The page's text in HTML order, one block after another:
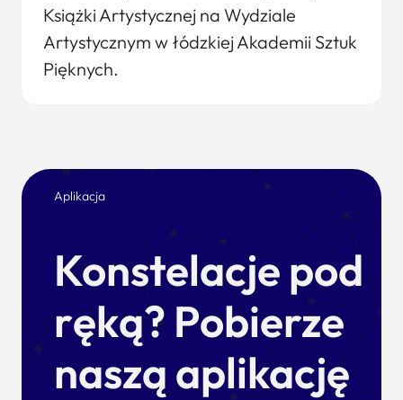
Książki Artystycznej na Wydziale
Artystycznym w łódzkiej Akademii Sztuk
Pięknych.
Aplikacja
Konstelacje pod
ręką? Pobierze
naszą aplikację